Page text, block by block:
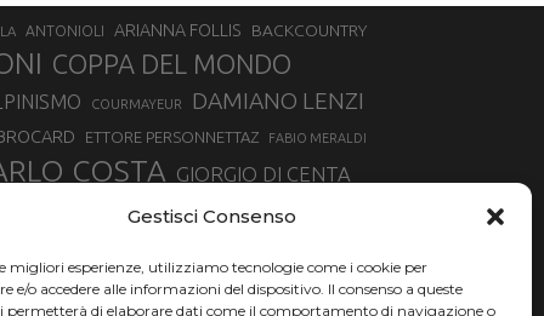
Gestisci Consenso
migliori esperienze, utilizziamo tecnologie come i cookie per
e/o accedere alle informazioni del dispositivo. Il consenso a queste
permetterà di elaborare dati come il comportamento di navigazione o
ANTONIOLI ARIANNA FOLLIS
BACKCOUNTRY
COPPA DEL MONDO
COURMAYEUR DAMIANO LENZI
ETTORE PERSONNETTAZ FABIO MERALDI
COSTA GIORGIO DI CENTA
LUCA MATTEOTTI MADONNA DI CAMPIGLIO
NAZIONALE DI SCIALPINISMO NORVEGIA